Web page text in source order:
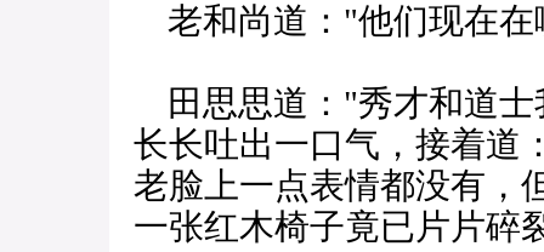
老和尚道："他们现在在
田思思道："秀才和道
长长吐出一口气，接着道
老脸上一点表情都没有，
一张红木椅子竟已片片碎